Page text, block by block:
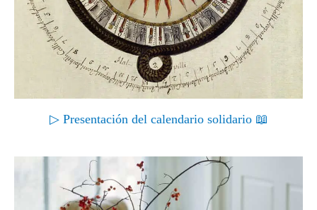
▷ Presentación del calendario solidario 📖